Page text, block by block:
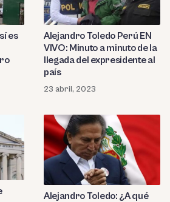
es
Alejandro Toledo Perú EN
VIVO: Minuto a minuto de la
llegada del expresidente al
país
23 abril, 2023
Alejandro Toledo: ¿A qué